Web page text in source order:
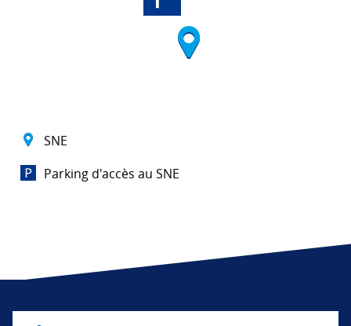
SNE
Parking d'accès au SNE